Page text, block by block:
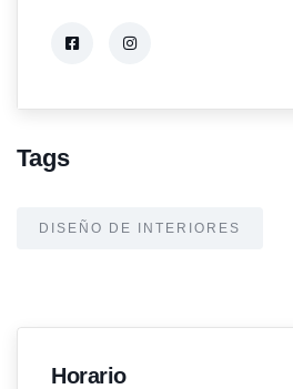
Tags
DISEÑO DE INTERIORES
Horario